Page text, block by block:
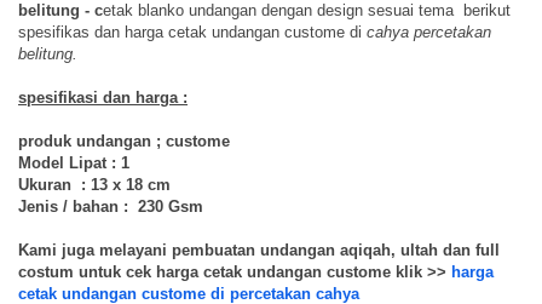
belitung - cetak blanko undangan dengan design sesuai tema berikut
spesifikas dan harga cetak undangan custome di cahya percetakan
belitung.
spesifikasi dan harga :
produk undangan ; custome
Model Lipat : 1
Ukuran : 13 x 18 cm
Jenis / bahan : 230 Gsm
Kami juga melayani pembuatan undangan aqiqah, ultah dan full
costum untuk cek harga cetak undangan custome klik >> harga
cetak undangan custome di percetakan cahya